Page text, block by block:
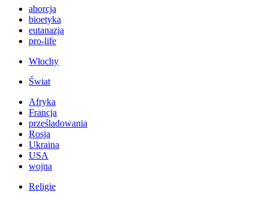
aborcja
bioetyka
eutanazja
pro-life
Włochy
Świat
Afryka
Francja
prześladowania
Rosja
Ukraina
USA
wojna
Religie